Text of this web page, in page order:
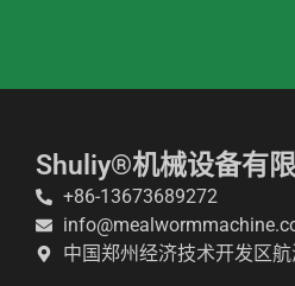
Shuliy®机械设备有
+86-13673689272
中国郑州经济技术开发区